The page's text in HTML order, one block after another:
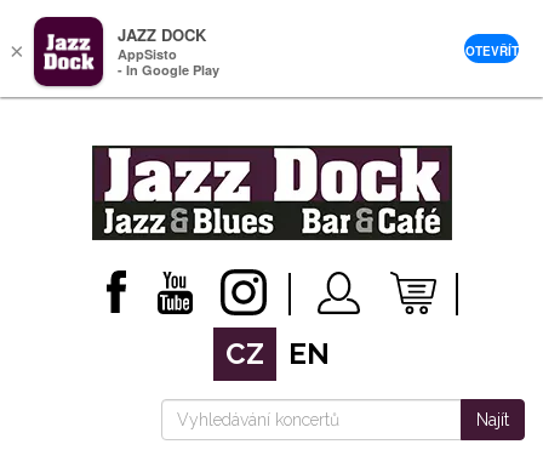
CZ EN
Najít
×
JAZZ DOCK
AppSisto
- In Google Play
OTEVŘÍT